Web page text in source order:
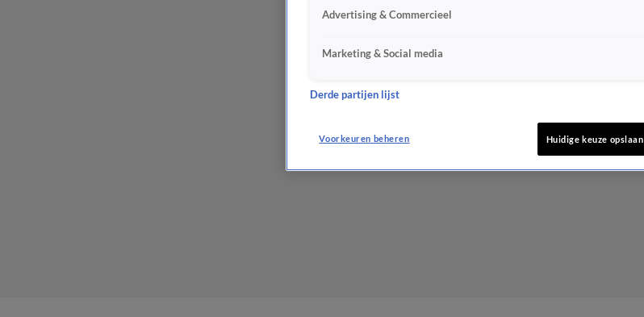
Advertising & Commercieel
Marketing & Social media
Derde partijen lijst
Voorkeuren beheren Huidige keuze opslaan